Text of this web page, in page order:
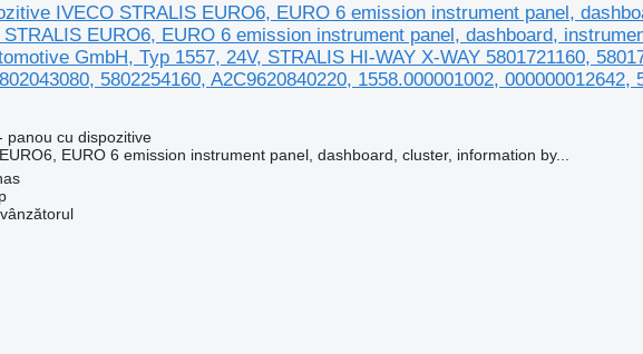
IVECO STRALIS EURO6, EURO 6 emission instrument panel,
EURO6, EURO 6 emission instrument panel, dashboard,
GmbH, Typ 1557, 24V, STRALIS HI-WAY X-WAY 5801721160,
5802254160, A2C9620840220, 1558.000001002, 000000012642,
panou cu dispozitive
EURO 6 emission instrument panel, dashboard, cluster, information by...